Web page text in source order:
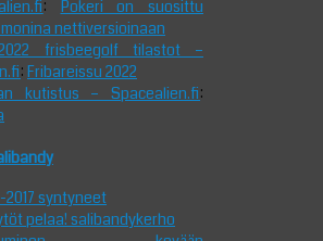
: Pokeri on suosittu
nettiversioinaan
frisbeegolf tilastot –
: Fribareissu 2022
kutistus – Spacealien.fi:
2017 syntyneet
pelaa! salibandykerho